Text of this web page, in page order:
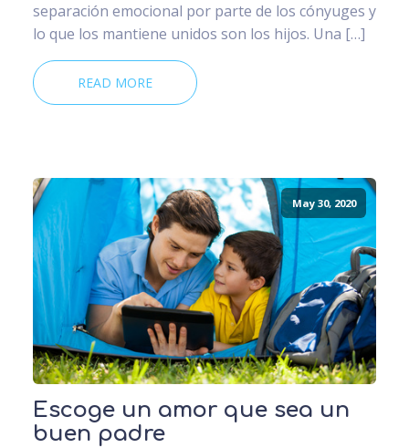
separación emocional por parte de los cónyuges y
lo que los mantiene unidos son los hijos. Una […]
READ MORE
May 30, 2020
Escoge un amor que sea un
buen padre